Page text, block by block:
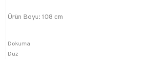
Ürün Boyu: 108 cm
Dokuma
Düz